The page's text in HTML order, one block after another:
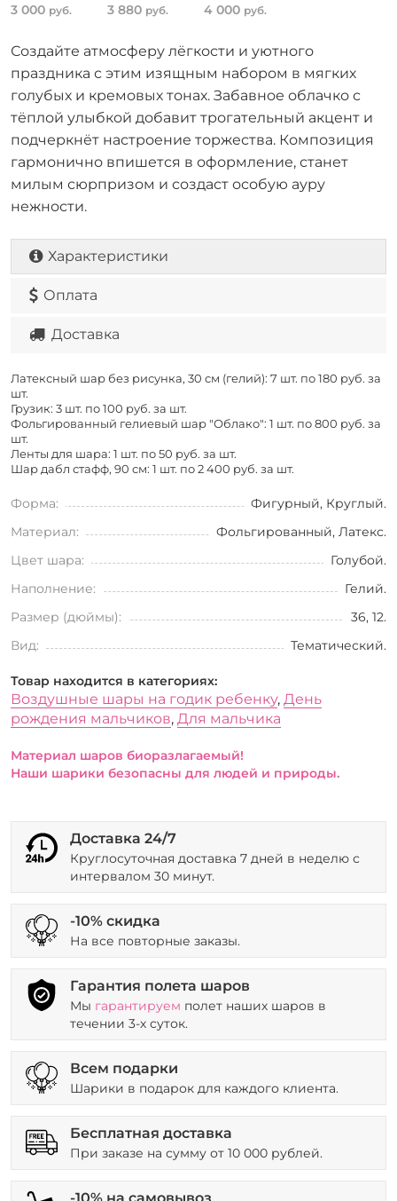
3 000 руб. 3 880 руб. 4 000 руб.
Создайте атмосферу лёгкости и уютного
праздника с этим изящным набором в мягких
голубых и кремовых тонах. Забавное облачко с
тёплой улыбкой добавит трогательный акцент и
подчеркнёт настроение торжества. Композиция
гармонично впишется в оформление, станет
милым сюрпризом и создаст особую ауру
нежности.
Характеристики
Оплата
Доставка
Латексный шар без рисунка, 30 см (гелий): 7 шт. по 180 руб. за
шт.
Грузик: 3 шт. по 100 руб. за шт.
Фольгированный гелиевый шар "Облако": 1 шт. по 800 руб. за
шт.
Ленты для шара: 1 шт. по 50 руб. за шт.
Шар дабл стафф, 90 см: 1 шт. по 2 400 руб. за шт.
Форма:
Фигурный, Круглый.
Материал:
Фольгированный, Латекс.
Цвет шара:
Голубой.
Наполнение:
Гелий.
Размер (дюймы):
36, 12.
Вид:
Тематический.
Товар находится в категориях:
Воздушные шары на годик ребенку, День
рождения мальчиков, Для мальчика
Материал шаров биоразлагаемый!
Наши шарики безопасны для людей и природы.
Доставка 24/7
Круглосуточная доставка 7 дней в неделю с
интервалом 30 минут.
-10% скидка
На все повторные заказы.
Гарантия полета шаров
Мы гарантируем полет наших шаров в
течении 3-х суток.
Всем подарки
Шарики в подарок для каждого клиента.
Бесплатная доставка
При заказе на сумму от 10 000 рублей.
-10% на самовывоз